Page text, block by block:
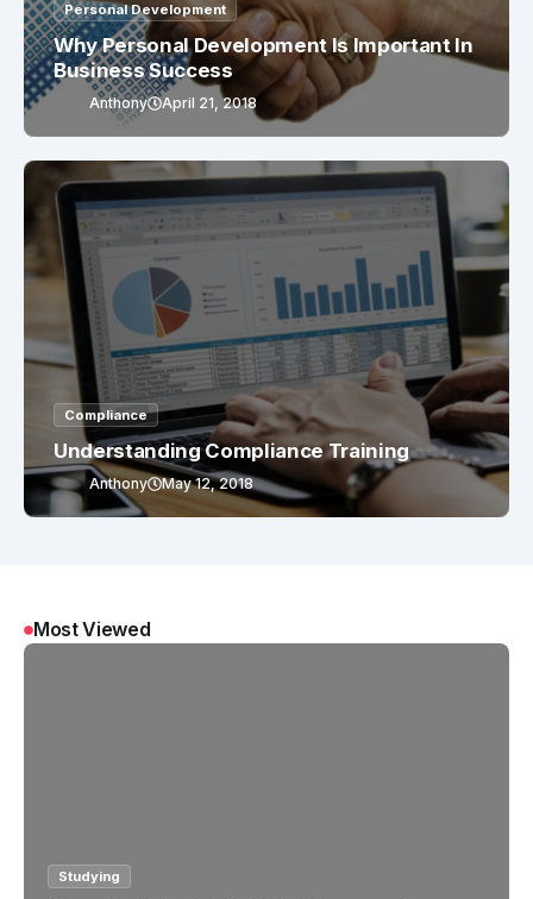
Personal Development
Why Personal Development Is Important In
Business Success
Anthony April 21, 2018
Compliance
Understanding Compliance Training
Anthony May 12, 2018
Most Viewed
Studying